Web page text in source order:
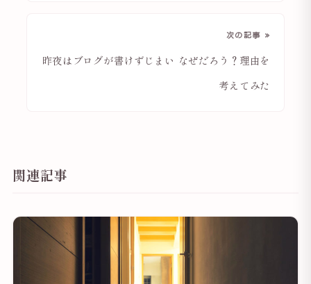
次の記事 »
昨夜はブログが書けずじまい なぜだろう？理由を
考えてみた
関連記事